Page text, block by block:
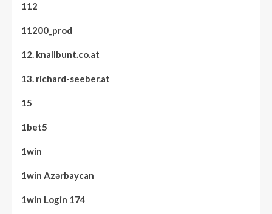
112
11200_prod
12. knallbunt.co.at
13. richard-seeber.at
15
1bet5
1win
1win Azərbaycan
1win Login 174